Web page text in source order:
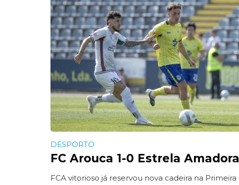
DESPORTO
FC Arouca 1-0 Estrela Amadora
FCA vitorioso já reservou nova cadeira na Primeira